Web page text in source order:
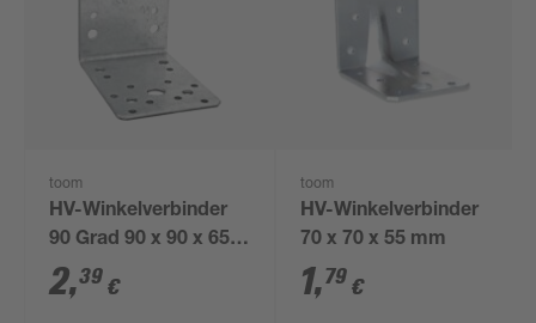
toom
HV-Winkelverbinder
90 Grad 90 x 90 x 65
mm
2,39 €
toom
HV-Winkelverbinder
70 x 70 x 55 mm
1,79 €